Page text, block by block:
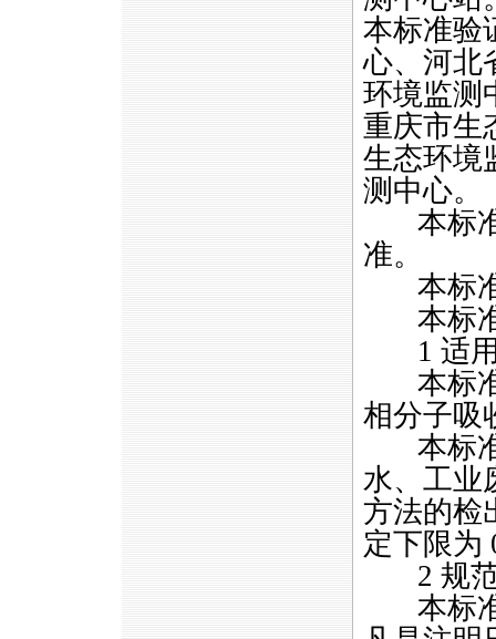
本标准验
心、河北
环境监测
重庆市生
生态环境
测中心。
本标准
准。
本标准
本标准
1 适用
本标准
相分子吸
本标准
水、工业
方法的检
定下限为
2 规范
本标准